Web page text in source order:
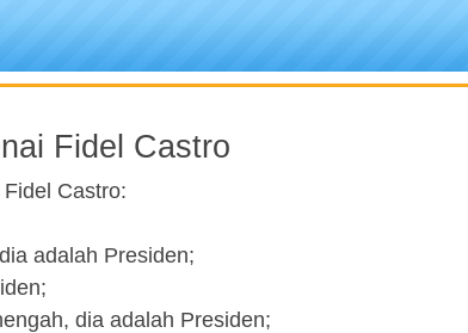
Fidel Castro
Castro:
adalah Presiden;
dia adalah Presiden;